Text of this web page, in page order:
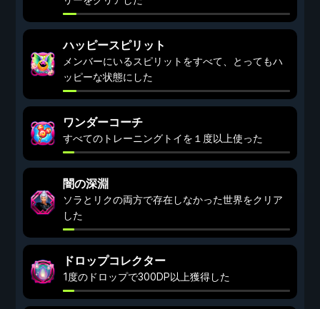
ハッピースピリット
メンバーにいるスピリットをすべて、とってもハ
ッピーな状態にした
ワンダーコーチ
すべてのトレーニングトイを１度以上使った
闇の深淵
ソラとリクの両方で存在しなかった世界をクリア
した
ドロップコレクター
1度のドロップで300DP以上獲得した